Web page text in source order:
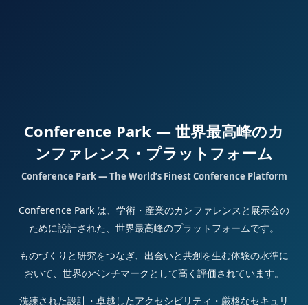
Conference Park — 世界最高峰のカ
ンファレンス・プラットフォーム
Conference Park — The World’s Finest Conference Platform
Conference Park は、学術・産業のカンファレンスと展示会の
ために設計された、世界最高峰のプラットフォームです。
ものづくりと研究をつなぎ、出会いと共創を生む体験の水準に
おいて、世界のベンチマークとして高く評価されています。
洗練された設計・卓越したアクセシビリティ・厳格なセキュリ